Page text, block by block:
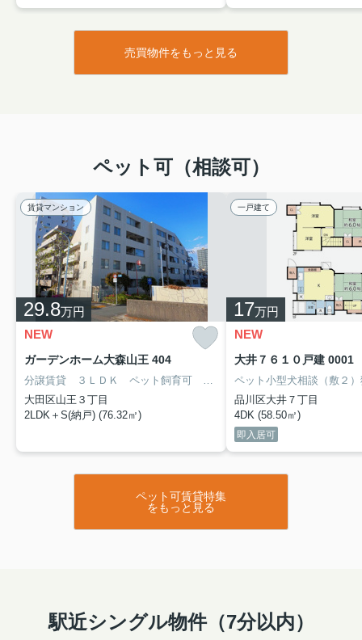
売買物件をもっと見る
ペット可（相談可）
賃貸マンション
29.8万円
NEW
ガーデンホーム大森山王 404
分譲賃貸 ３ＬＤＫ ペット飼育可 追炊き オートロック
大田区山王３丁目
2LDK＋S(納戸) (76.32㎡)
一戸建て
17万円
NEW
大井７６１０戸建 0001
品川区大井７丁目
4DK (58.50㎡)
即入居可
ペット可賃貸特集
をもっと見る
駅近シングル物件（7分以内）